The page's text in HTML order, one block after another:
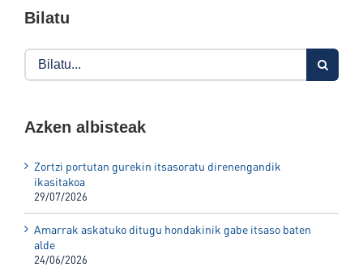
Bilatu
Search
for:
Azken albisteak
Zortzi portutan gurekin itsasoratu direnengandik
ikasitakoa
29/07/2026
Amarrak askatuko ditugu hondakinik gabe itsaso baten
alde
24/06/2026